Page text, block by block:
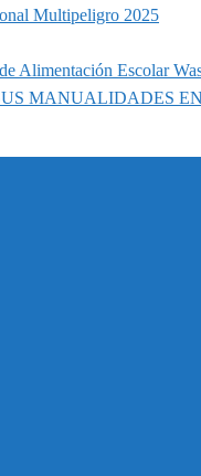
Multipeligro 2025
Alimentación Escolar
MANUALIDADES